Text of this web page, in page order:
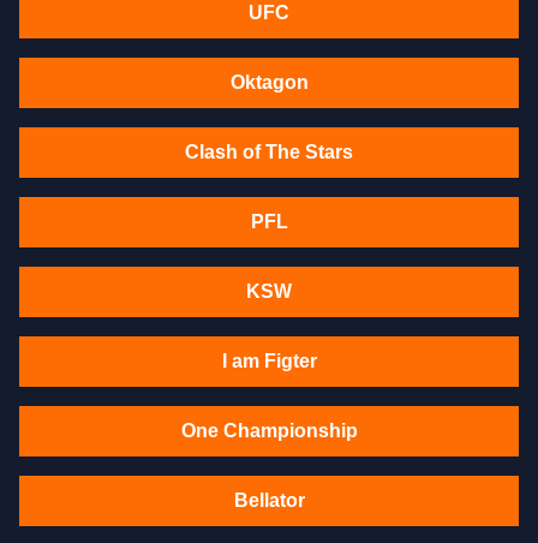
UFC
Oktagon
Clash of The Stars
PFL
KSW
I am Figter
One Championship
Bellator